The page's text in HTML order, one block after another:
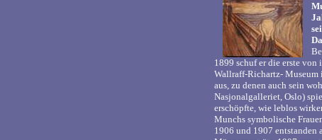
1899 schuf er die erste von
Wallraff-Richartz- Museum
aus, zu denen auch sein
Nasjonalgalleriet, Oslo)
erschöpfte, wie leblos
Munchs symbolische
1906 und 1907 entstanden